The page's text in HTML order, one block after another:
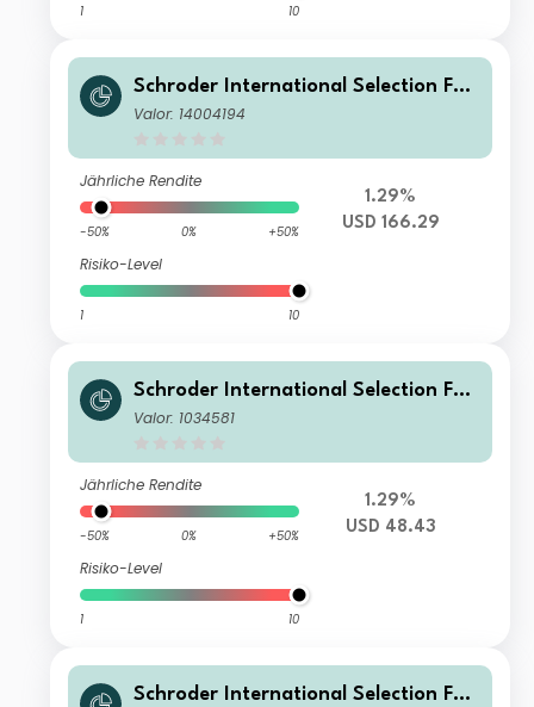
1 10
Schroder International Selection Fun
d Asian Opportunities IS Accumulati
Valor: 14004194
Jährliche Rendite
-50% 0% +50%
Risiko-Level
1 10
1.29%
USD 166.29
Schroder International Selection Fun
d Asian Opportunities C Accumulati
Valor: 1034581
Jährliche Rendite
-50% 0% +50%
Risiko-Level
1 10
1.29%
USD 48.43
Schroder International Selection Fun